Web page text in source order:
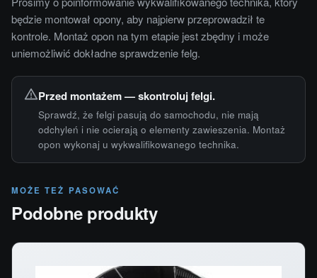
będzie montował opony, aby najpierw przeprowadził te
kontrole. Montaż opon na tym etapie jest zbędny i może
uniemożliwić dokładne sprawdzenie felg.
Przed montażem — skontroluj felgi.
Sprawdź, że felgi pasują do samochodu, nie mają
odchyleń i nie ocierają o elementy zawieszenia. Montaż
opon wykonaj u wykwalifikowanego technika.
MOŻE TEŻ PASOWAĆ
Podobne produkty